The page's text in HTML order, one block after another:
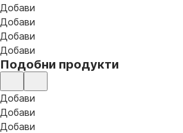
Добави
Добави
Добави
Добави
Подобни продукти
Добави
Добави
Добави